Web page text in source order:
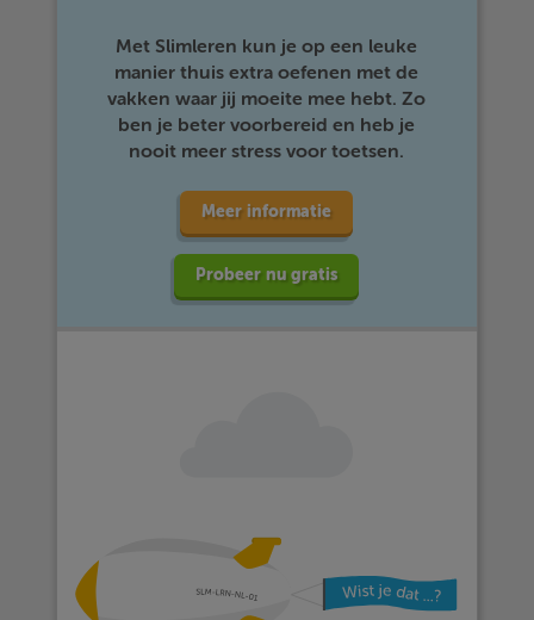
Met Slimleren kun je op een leuke
manier thuis extra oefenen met de
vakken waar jij moeite mee hebt. Zo
ben je beter voorbereid en heb je
nooit meer stress voor toetsen.
Meer informatie
Probeer nu gratis